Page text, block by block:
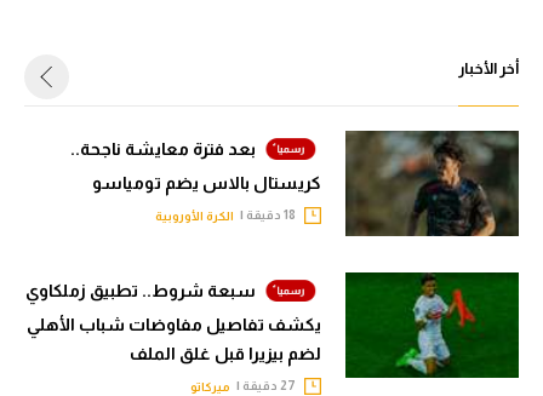
أخر الأخبار
بعد فترة معايشة ناجحة..
كريستال بالاس يضم تومياسو
الكرة الأوروبية
سبعة شروط.. تطبيق زملكاوي
يكشف تفاصيل مفاوضات شباب الأهلي
لضم بيزيرا قبل غلق الملف
ميركاتو